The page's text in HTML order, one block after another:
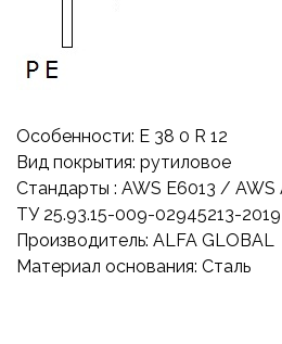
Особенности: E 38 0 R 12
Вид покрытия: рутиловое
Стандарты : AWS E6013 / AWS
ТУ 25.93.15-009-02945213-2019
Производитель: ALFA GLOBAL
Материал основания: Сталь